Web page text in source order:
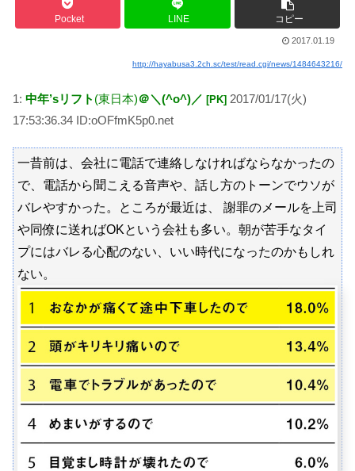
Pocket LINE コピー
2017.01.19
http://hayabusa3.2ch.sc/test/read.cgi/news/1484643216/
1: 中年’sリフト (東日本)＠＼(^o^)／ [PK] 2017/01/17(火)
17:53:36.34 ID:oOFfmK5p0.net
一昔前は、会社に電話で連絡しなければならなかったの
で、電話から聞こえる音声や、話し方のトーンでウソが
バレやすかった。ところが最近は、 謝罪のメールを上司
や同僚に送ればOKという会社も多い。朝が苦手なタイ
プにはバレる心配のない、いい時代になったのかもしれ
ない。